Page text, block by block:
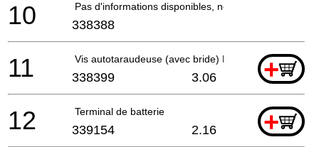
Pas d'informations disponibles, non commandable
10 338388
Vis autotaraudeuse (avec bride) D2.3x8 +
11 338399 3.06
Terminal de batterie +
12 339154 2.16